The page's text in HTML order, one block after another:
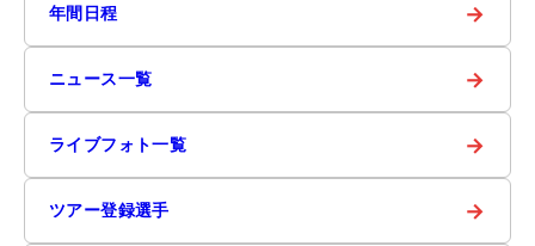
年間日程 →
ニュース一覧 →
ライブフォト一覧 →
ツアー登録選手 →